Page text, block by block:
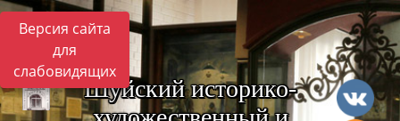
Версия сайта
для
слабовидящих
Шуйский историко-